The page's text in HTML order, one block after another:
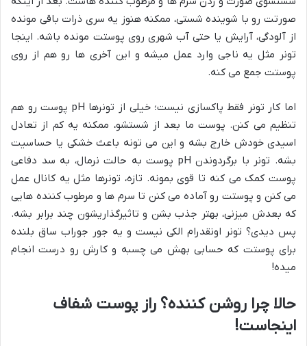
صورتت رو با شوینده شستی، ممکنه هنوز یه سری ذرات باقی مونده
از آلودگی، آرایش یا حتی آب شهری روی پوستت مونده باشه. اینجا
تونر مثل یه ناجی وارد عمل میشه و این آخری ها رو هم از روی
پوستت جمع می کنه.
اما کار تونر فقط پاکسازی نیست؛ خیلی از تونرها pH پوست رو هم
تنظیم می کنن. پوست ما بعد از شستشو، ممکنه یه کم از تعادل
اسیدی خودش خارج بشه و این می تونه باعث خشکی یا حساسیت
بشه. تونر با برگردوندن pH پوست به حالت نرمال، به سد دفاعی
پوست کمک می کنه تا قوی بمونه. تازه، تونرها مثل یه کانال عمل
می کنن و پوستت رو آماده می کنن تا سرم ها و مرطوب کننده هایی
که بعدش میزنی، بهتر جذب بشن و تاثیرگذاریشون چند برابر بشه.
پس دیدی؟ تونر اونقدرام الکی نیست و یه جور جوراب ساق بلنده
برای پوستت که حسابی بهش می چسبه و کارش رو درست انجام
میده!
حالا چرا روشن کننده؟ راز پوست شفاف
اینجاست!